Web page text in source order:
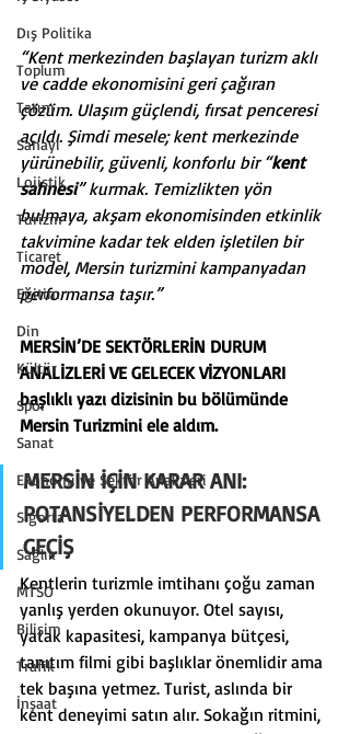
Dış Politika
Toplum
Tarım
Sanayi
Lojistik
Turizm
Ticaret
Eğitim
Din
Kültür
Spor
Sanat
Ekonomi ve Sektör Analizleri
Sigorta
Sağlık
MTSO
Bilişim
Trafik
İnşaat
“Kent merkezinden başlayan turizm aklı
ve cadde ekonomisini geri çağıran
çözüm. Ulaşım güçlendi, fırsat penceresi
açıldı. Şimdi mesele; kent merkezinde
yürünebilir, güvenli, konforlu bir “kent
sahnesi” kurmak. Temizlikten yön
bulmaya, akşam ekonomisinden etkinlik
takvimine kadar tek elden işletilen bir
model, Mersin turizmini kampanyadan
performansa taşır.”
MERSİN’DE SEKTÖRLERİN DURUM
ANALİZLERİ VE GELECEK VİZYONLARI
başlıklı yazı dizisinin bu bölümünde
Mersin Turizmini ele aldım.
MERSİN İÇİN KARAR ANI:
POTANSİYELDEN PERFORMANSA
GEÇİŞ
Kentlerin turizmle imtihanı çoğu zaman
yanlış yerden okunuyor. Otel sayısı,
yatak kapasitesi, kampanya bütçesi,
tanıtım filmi gibi başlıklar önemlidir ama
tek başına yetmez. Turist, aslında bir
kent deneyimi satın alır. Sokağın ritmini,